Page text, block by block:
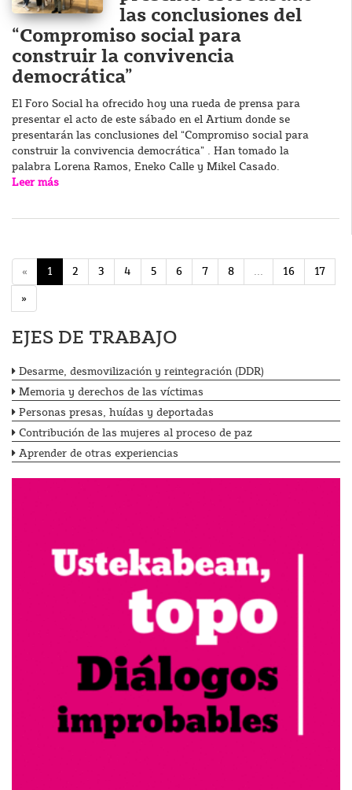
las conclusiones del
“Compromiso social para
construir la convivencia
democrática”
El Foro Social ha ofrecido hoy una rueda de prensa para
presentar el acto de este sábado en el Artium donde se
presentarán las conclusiones del “Compromiso social para
construir la convivencia democrática” . Han tomado la
palabra Lorena Ramos, Eneko Calle y Mikel Casado.
Leer más
« 1 2 3 4 5 6 7 8 ... 16
17
»
EJES DE TRABAJO
Desarme, desmovilización y reintegración (DDR)
Memoria y derechos de las víctimas
Personas presas, huídas y deportadas
Contribución de las mujeres al proceso de paz
Aprender de otras experiencias